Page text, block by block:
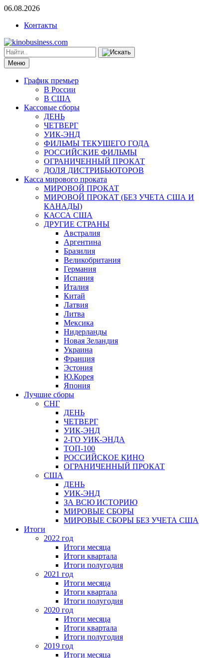
06.08.2026
Контакты
Меню
График премьер
В России
В США
Кассовые сборы
ДЕНЬ
ЧЕТВЕРГ
УИК-ЭНД
ФИЛЬМЫ ТЕКУЩЕГО ГОДА
РОССИЙСКИЕ ФИЛЬМЫ
ОГРАНИЧЕННЫЙ ПРОКАТ
ДОЛЯ ДИСТРИБЬЮТОРОВ
Касса мирового проката
МИРОВОЙ ПРОКАТ
МИРОВОЙ ПРОКАТ (БЕЗ УЧЕТА США И
КАНАДЫ)
КАССА США
ДРУГИЕ СТРАНЫ
Австралия
Аргентина
Бразилия
Великобритания
Германия
Испания
Италия
Китай
Латвия
Литва
Мексика
Нидерланды
Новая Зеландия
Украина
Франция
Эстония
Ю.Корея
Япония
Лучшие сборы
СНГ
ДЕНЬ
ЧЕТВЕРГ
УИК-ЭНД
2-ГО УИК-ЭНДА
ТОП-100
РОССИЙСКОЕ КИНО
ОГРАНИЧЕННЫЙ ПРОКАТ
США
ДЕНЬ
УИК-ЭНД
ЗА ВСЮ ИСТОРИЮ
МИРОВЫЕ СБОРЫ
МИРОВЫЕ СБОРЫ БЕЗ УЧЕТА США
Итоги
2022 год
Итоги месяца
Итоги квартала
Итоги полугодия
2021 год
Итоги месяца
Итоги квартала
Итоги полугодия
2020 год
Итоги месяца
Итоги квартала
Итоги полугодия
2019 год
Итоги месяца